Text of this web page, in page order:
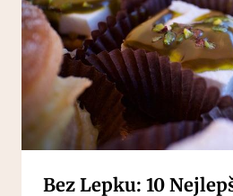
Bez Lepku: 10